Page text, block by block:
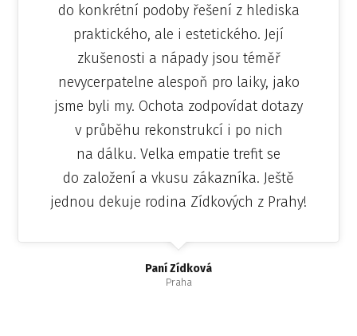
do konkrétní podoby řešení z hlediska
praktického, ale i estetického. Její
zkušenosti a nápady jsou téměř
nevycerpatelne alespoň pro laiky, jako
jsme byli my. Ochota zodpovídat dotazy
v průběhu rekonstrukcí i po nich
na dálku. Velka empatie trefit se
do založení a vkusu zákazníka. Ještě
jednou dekuje rodina Zídkových z Prahy!
Paní Zídková
Praha